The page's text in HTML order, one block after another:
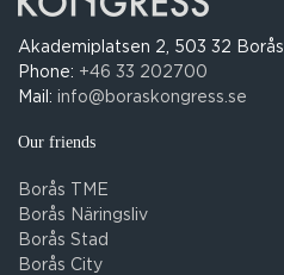
Akademiplatsen 2, 503 32 Borås
Phone: +46 33 202700
Mail: info@boraskongress.se
Our friends
Borås TME
Borås Näringsliv
Borås Stad
Borås City